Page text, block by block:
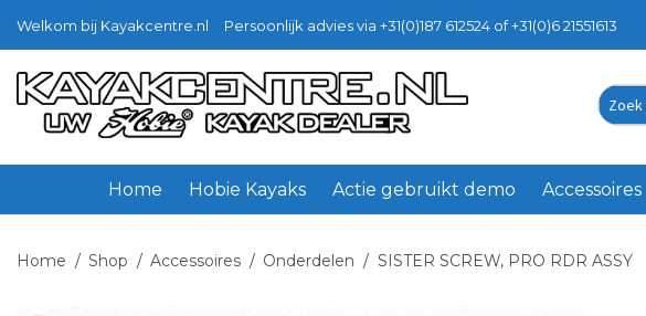
Welkom bij Kayakcentre.nl Persoonlijk advies via +31(0)187 612524 of +31(0)6 21551613
Ga
door
naar
navigatie
Ga
naar
inhoud
Zoek
Home Hobie Kayaks Actie gebruikt demo Accessoires
Home / Shop / Accessoires / Onderdelen / SISTER SCREW, PRO RDR ASSY